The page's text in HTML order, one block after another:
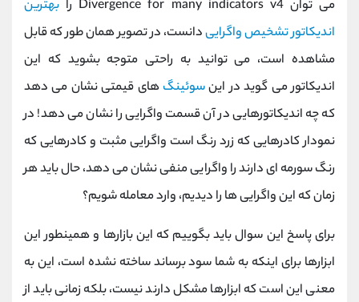
می توان Divergence for many indicators v4 را
بهترین
اندیکاتور تشخیص واگراییدانست، در تصویر همان طور که قابل
مشاهده است، می توانید به راحتی متوجه بشوید که این
اندیکاتور می گوید در اینسوئینگ های قیمتی نشان می دهد
که چه اندیکاتورهایی در آن قسمت واگرایی را نشان می دهد! در
نمودار کادرهایی که زرد رنگ است واگرایی مثبت و کادرهایی که
رنگ سورمه ای دارند را واگرایی منفی نشان می دهد، حال باید هر
زمان که این واگرایی ها را دیدیم، وارد معامله شویم؟
برای پاسخ این سوال باید بگوییم که این بازارها و همینطور این
ابزارها برای اینکه به شما سود برساند ساخته نشده است، این به
معنی این است که ابزارها مشکل دارند نیست، بلکه زمانی باید از